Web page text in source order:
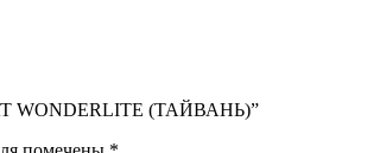
WONDERLITE (ТАЙВАНЬ)”